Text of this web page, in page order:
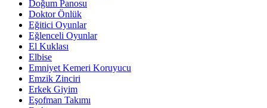
Doğum Panosu
Doktor Önlük
Eğitici Oyunlar
Eğlenceli Oyunlar
El Kuklası
Elbise
Emniyet Kemeri Koruyucu
Emzik Zinciri
Erkek Giyim
Eşofman Takımı